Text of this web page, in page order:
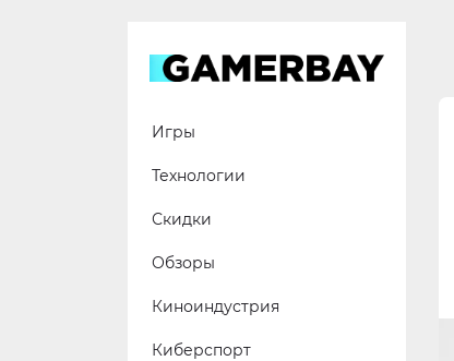
Игры
Технологии
Скидки
Обзоры
Киноиндустрия
Киберспорт